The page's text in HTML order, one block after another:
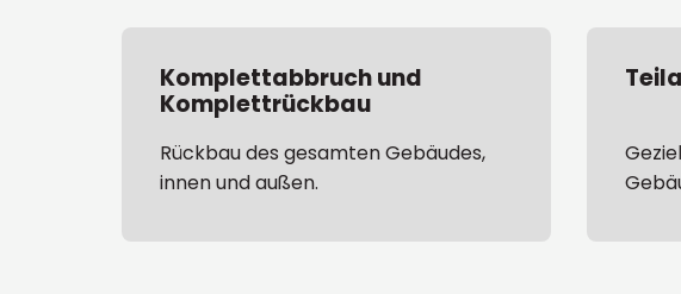
Komplettabbruch und
Komplettrückbau
Rückbau des gesamten Gebäudes,
innen und außen.